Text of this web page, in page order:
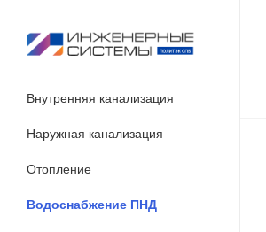
Внутренняя канализация
Наружная канализация
Отопление
Водоснабжение ПНД